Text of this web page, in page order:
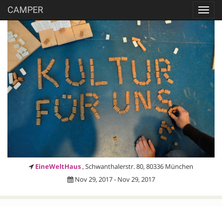
CAMPER
EineWeltHaus , Schwanthalerstr. 80, 80336 München
Nov 29, 2017 - Nov 29, 2017